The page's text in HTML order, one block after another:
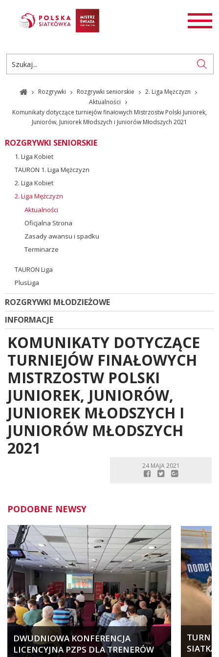
AKTUALNOŚCI
ROZGRYWKI
PL
EN
Rozgrywki Rozgrywki seniorskie
2. Liga Mężczyzn
Aktualności
Komunikaty dotyczące turniejów finałowych Mistrzostw Polski Juniorek,
Juniorów, Juniorek Młodszych i Juniorów Młodszych 2021
ROZGRYWKI SENIORSKIE
1. Liga Kobiet
TAURON 1. Liga Mężczyzn
2. Liga Kobiet
2. Liga Mężczyzn
Aktualności
Oficjalna Strona
Zasady awansu i spadku
Terminarze
TAURON Liga
PlusLiga
ROZGRYWKI MŁODZIEŻOWE
INFORMACJE
KOMUNIKATY DOTYCZĄCE
TURNIEJÓW FINAŁOWYCH
MISTRZOSTW POLSKI
JUNIOREK, JUNIORÓW,
JUNIOREK MŁODSZYCH I
JUNIORÓW MŁODSZYCH
2021
24 MAJA 2021
PODOBNE NEWSY
DWUDNIOWA KONFERENCJA
LICENCYJNA PZPS DLA TRENERÓW